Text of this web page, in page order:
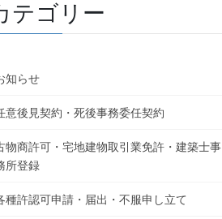
テゴリー
知らせ
意後見契約・死後事務委任契約
物商許可・宅地建物取引業免許・建築士事
所登録
種許認可申請・届出・不服申し立て